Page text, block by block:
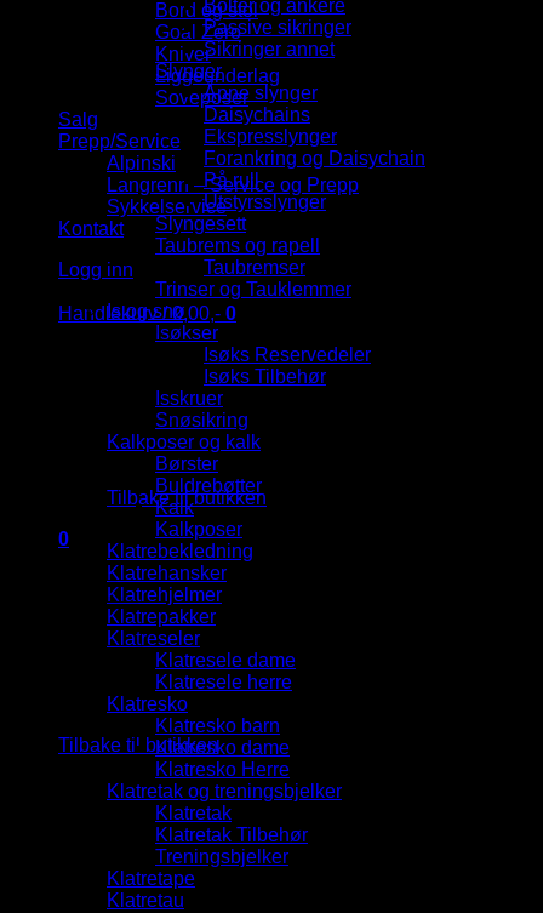
Bord og stol
Goal Zero
Kniver
Liggeunderlag
Soveposer
Salg
Prepp/Service
Alpinski
Langrenn – Service og Prepp
Sykkelservice
Kontakt
Logg inn
Handlekurv /0,00,- 0
Du har ingen produkter i handlekurven.
Tilbake til butikken
0
Handlekurv
Du har ingen produkter i handlekurven.
Tilbake til butikken
Bolter og ankere
Passive sikringer
Sikringer annet
Slynger
Åpne slynger
Daisychains
Ekspresslynger
Forankring og Daisychain
På rull
Utstyrsslynger
Slyngesett
Taubrems og rapell
Taubremser
Trinser og Tauklemmer
Is og snø
Isøkser
Isøks Reservedeler
Isøks Tilbehør
Isskruer
Snøsikring
Kalkposer og kalk
Børster
Buldrebøtter
Kalk
Kalkposer
Klatrebekledning
Klatrehansker
Klatrehjelmer
Klatrepakker
Klatreseler
Klatresele dame
Klatresele herre
Klatresko
Klatresko barn
Klatresko dame
Klatresko Herre
Klatretak og treningsbjelker
Klatretak
Klatretak Tilbehør
Treningsbjelker
Klatretape
Klatretau